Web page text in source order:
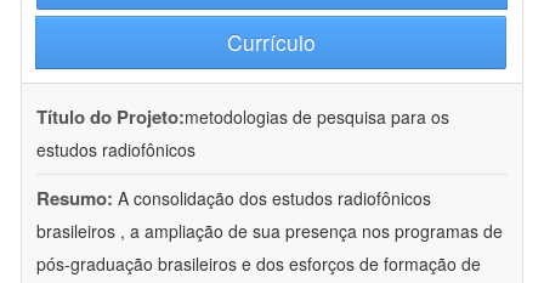
Currículo
Título do Projeto:metodologias de pesquisa para os
estudos radiofônicos
Resumo: A consolidação dos estudos radiofônicos
brasileiros , a ampliação de sua presença nos programas de
pós-graduação brasileiros e dos esforços de formação de